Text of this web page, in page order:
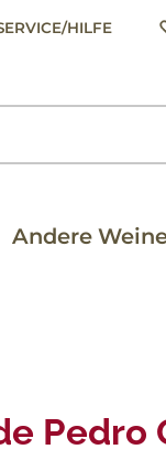
HILFE
Andere
Pedro